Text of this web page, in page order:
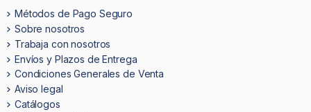
Métodos de Pago Seguro
Sobre nosotros
Trabaja con nosotros
Envíos y Plazos de Entrega
Condiciones Generales de Venta
Aviso legal
Catálogos